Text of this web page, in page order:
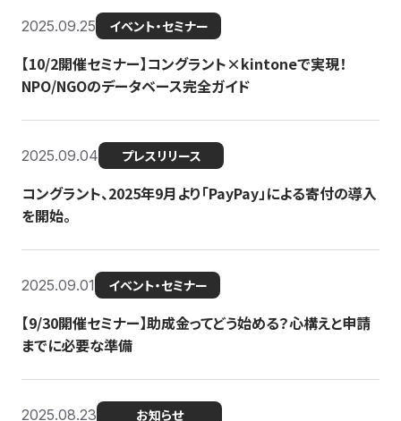
2025.09.25 イベント・セミナー
【10/2開催セミナー】コングラント×kintoneで実現！
NPO/NGOのデータベース完全ガイド
2025.09.04 プレスリリース
コングラント、2025年9月より「PayPay」による寄付の導入
を開始。
2025.09.01 イベント・セミナー
【9/30開催セミナー】助成金ってどう始める？心構えと申請
までに必要な準備
2025.08.23 お知らせ